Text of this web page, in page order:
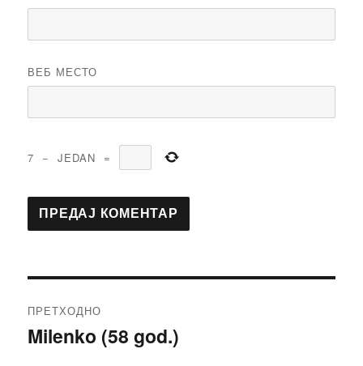
ВЕБ МЕСТО
7 − JEDAN =
чланка
ПРЕТХОДНО
Претходни
Milenko (58 god.)